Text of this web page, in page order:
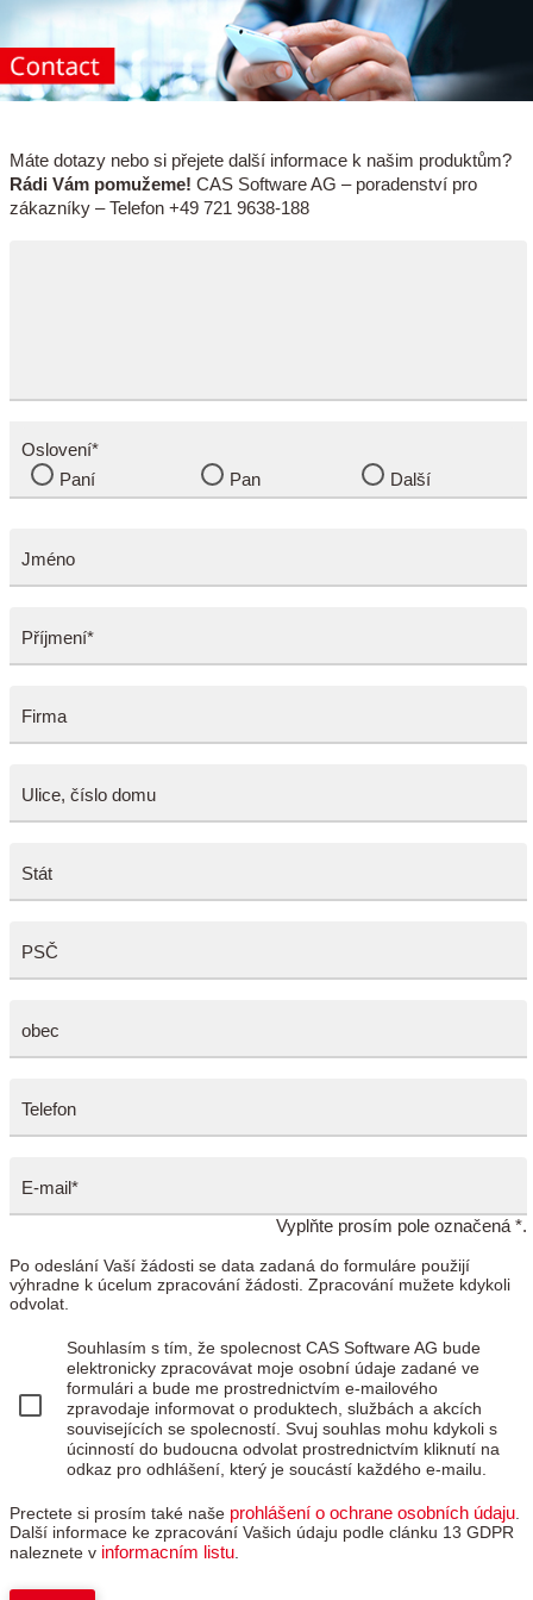
Máte dotazy nebo si přejete další informace k našim produktům?
Rádi Vám pomužeme! CAS Software AG – poradenství pro
zákazníky – Telefon +49 721 9638-188
Oslovení*
Paní
Pan Další
Jméno
Příjmení*
Firma
Ulice, číslo domu
Stát
PSČ
obec
Telefon
E-mail*
Vyplňte prosím pole označená *.
Po odeslání Vaší žádosti se data zadaná do formuláre použijí
výhradne k úcelum zpracování žádosti. Zpracování mužete kdykoli
odvolat.
Souhlasím s tím, že spolecnost CAS Software AG bude
elektronicky zpracovávat moje osobní údaje zadané ve
formulári a bude me prostrednictvím e-mailového
zpravodaje informovat o produktech, službách a akcích
souvisejících se spolecností. Svuj souhlas mohu kdykoli s
úcinností do budoucna odvolat prostrednictvím kliknutí na
odkaz pro odhlášení, který je soucástí každého e-mailu.
Prectete si prosím také naše prohlášení o ochrane osobních údaju
Další informace ke zpracování Vašich údaju podle clánku 13 GDPR
naleznete v informacním listu